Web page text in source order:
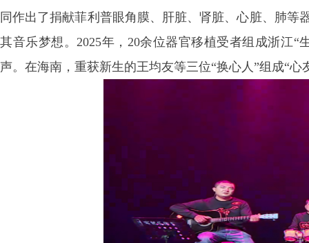
同作出了捐献菲利普眼角膜、肝脏、肾脏、心脏、肺等
其音乐梦想。2025年，20余位器官移植受者组成浙江
声。在海南，重获新生的王均友等三位“换心人”组成“